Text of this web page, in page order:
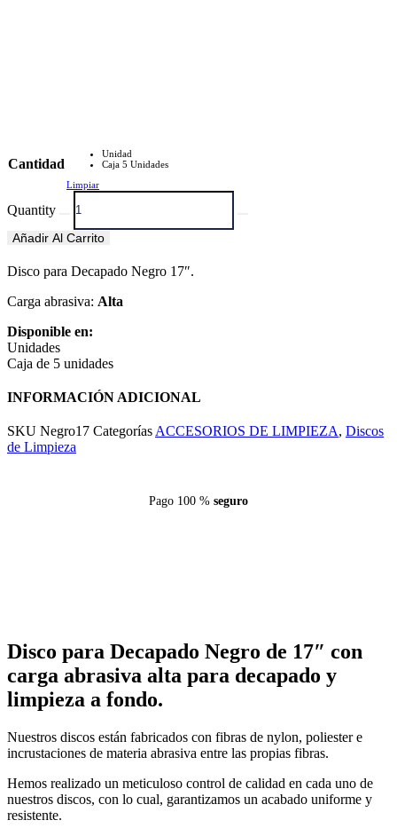
Cantidad
Unidad
Caja 5 Unidades
Limpiar
Quantity
Añadir Al Carrito
Disco para Decapado Negro 17″.
Carga abrasiva: Alta
Disponible en:
Unidades
Caja de 5 unidades
INFORMACIÓN ADICIONAL
SKU Negro17 Categorías ACCESORIOS DE LIMPIEZA, Discos
de Limpieza
Pago 100 % seguro
Disco para Decapado Negro de 17″ con
carga abrasiva alta para decapado y
limpieza a fondo.
Nuestros discos están fabricados con fibras de nylon, poliester e
incrustaciones de materia abrasiva entre las propias fibras.
Hemos realizado un meticuloso control de calidad en cada uno de
nuestros discos, con lo cual, garantizamos un acabado uniforme y
resistente.